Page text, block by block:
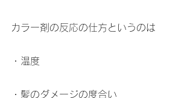
カラー剤の反応の仕方というのは
・温度
・髪のダメージの度合い